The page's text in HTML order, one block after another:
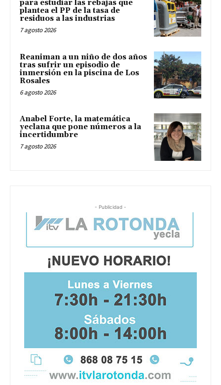
para estudiar las rebajas que
plantea el PP de la tasa de
residuos a las industrias
7 agosto 2026
Reaniman a un niño de dos años
tras sufrir un episodio de
inmersión en la piscina de Los
Rosales
6 agosto 2026
Anabel Forte, la matemática
yeclana que pone números a la
incertidumbre
7 agosto 2026
- Publicidad -